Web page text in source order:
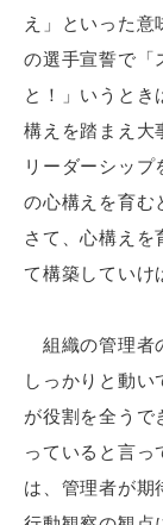
え」といった意
の選手宣誓で「
と！」いうとき
構えを踏まえ大
リーダーシップ
の心構えを育む
さて、心構えを
て構築していけ
組織の管理者
しっかりと動
が役割を全うで
っていると言っ
は、管理者が期